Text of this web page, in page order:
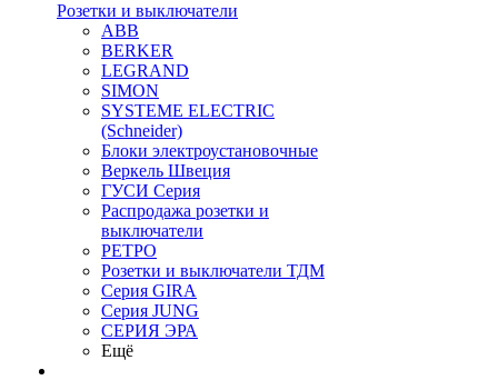
Розетки и выключатели
ABB
BERKER
LEGRAND
SIMON
SYSTEME ELECTRIC
(Schneider)
Блоки электроустановочные
Веркель Швеция
ГУСИ Серия
Распродажа розетки и
выключатели
РЕТРО
Розетки и выключатели ТДМ
Серия GIRA
Серия JUNG
СЕРИЯ ЭРА
Ещё